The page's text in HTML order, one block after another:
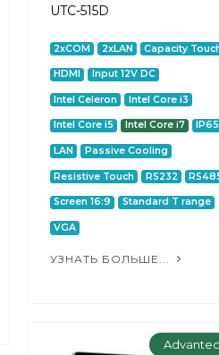
UTC-515D
2xCOM 2xLAN Capacity
HDMI Input 12V DC
Intel Celeron Intel Core i3
Intel Core i5 Intel Core i7 IP65
LAN Passive Cooling
Resistive Touch RS232
Screen 16:9 Standard T range
VGA
УЗНАТЬ БОЛЬШЕ...